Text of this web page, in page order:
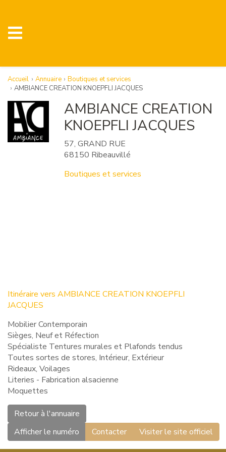
Accueil Annuaire
Boutiques et services
AMBIANCE CREATION KNOEPFLI JACQUES
AMBIANCE CREATION
KNOEPFLI JACQUES
57, GRAND RUE
68150 Ribeauvillé
Boutiques et services
Itinéraire vers AMBIANCE CREATION KNOEPFLI
JACQUES
Mobilier Contemporain
Sièges, Neuf et Réfection
Spécialiste Tentures murales et Plafonds tendus
Toutes sortes de stores, Intérieur, Extérieur
Rideaux, Voilages
Literies - Fabrication alsacienne
Moquettes
Retour à l'annuaire
Afficher le numéro
Contacter Visiter le site officiel